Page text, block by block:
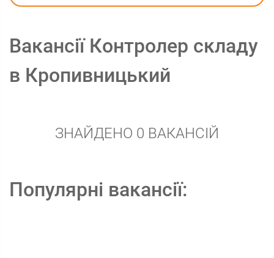
Вакансії Контролер складу
в Кропивницький
ЗНАЙДЕНО 0 ВАКАНСІЙ
Популярні вакансії: